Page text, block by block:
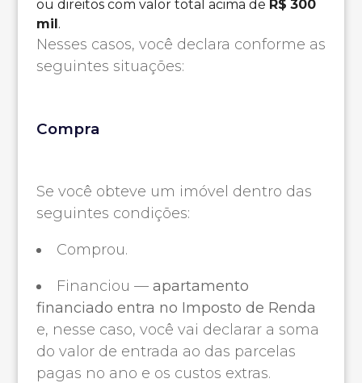
ou direitos com valor total acima de R$ 300
mil.
Nesses casos, você declara conforme as
seguintes situações:
Compra
Se você obteve um imóvel dentro das
seguintes condições:
Comprou.
Financiou — apartamento
financiado entra no Imposto de Renda
e, nesse caso, você vai declarar a soma
do valor de entrada ao das parcelas
pagas no ano e os custos extras.